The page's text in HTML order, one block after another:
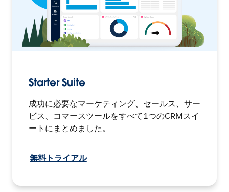
Starter Suite
成功に必要なマーケティング、セールス、サー
ビス、コマースツールをすべて1つのCRMスイ
ートにまとめました。
無料トライアル